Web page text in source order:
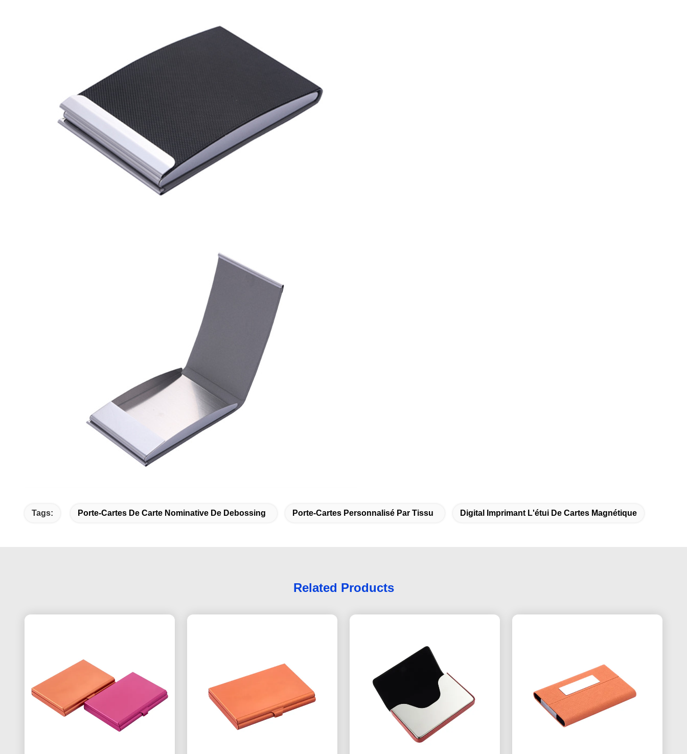
Tags: Porte-Cartes De Carte Nominative De Debossing Porte-Cartes Personnalisé Par Tissu Digital Imprimant L'étui De Cartes Magnétique
Related Products